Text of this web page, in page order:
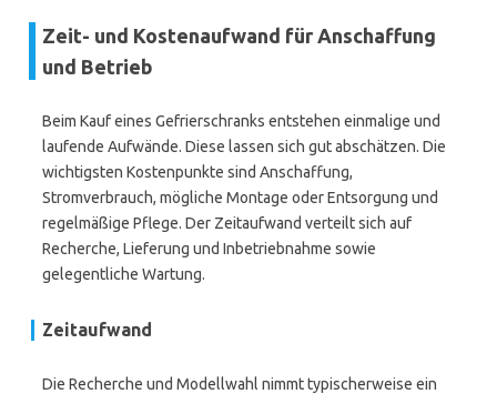
Zeit- und Kostenaufwand für Anschaffung
und Betrieb
Beim Kauf eines Gefrierschranks entstehen einmalige und
laufende Aufwände. Diese lassen sich gut abschätzen. Die
wichtigsten Kostenpunkte sind Anschaffung,
Stromverbrauch, mögliche Montage oder Entsorgung und
regelmäßige Pflege. Der Zeitaufwand verteilt sich auf
Recherche, Lieferung und Inbetriebnahme sowie
gelegentliche Wartung.
Zeitaufwand
Die Recherche und Modellwahl nimmt typischerweise ein